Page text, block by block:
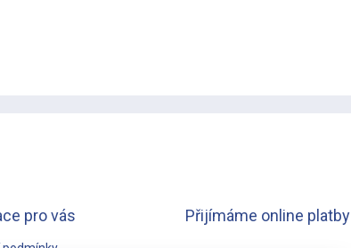
pro vás Přijímáme online platby